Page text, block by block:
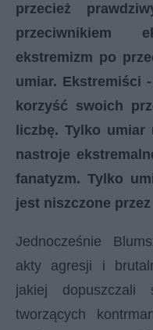
przecież
przeciwnikiem
ekstremizm po
umiar. Ekstremiści
korzyść swoich
liczbę. Tylko
nastroje
fanatyzm. Tylko
jest niszczone
Jednocześnie
akty agresji i
jakiej dopuszczali
tworzących